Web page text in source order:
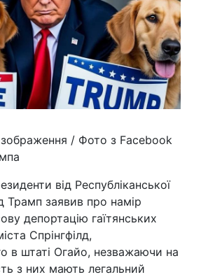
зображення / Фото з Facebook
від Республіканської
Трамп заявив про намір
депортацію гаїтянських
Спрінгфілд,
в штаті Огайо, незважаючи на
з них мають легальний